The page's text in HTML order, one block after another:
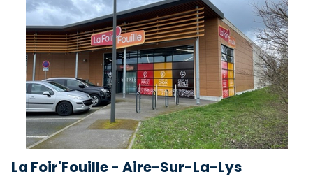
La Foir'Fouille - Aire-Sur-La-Lys